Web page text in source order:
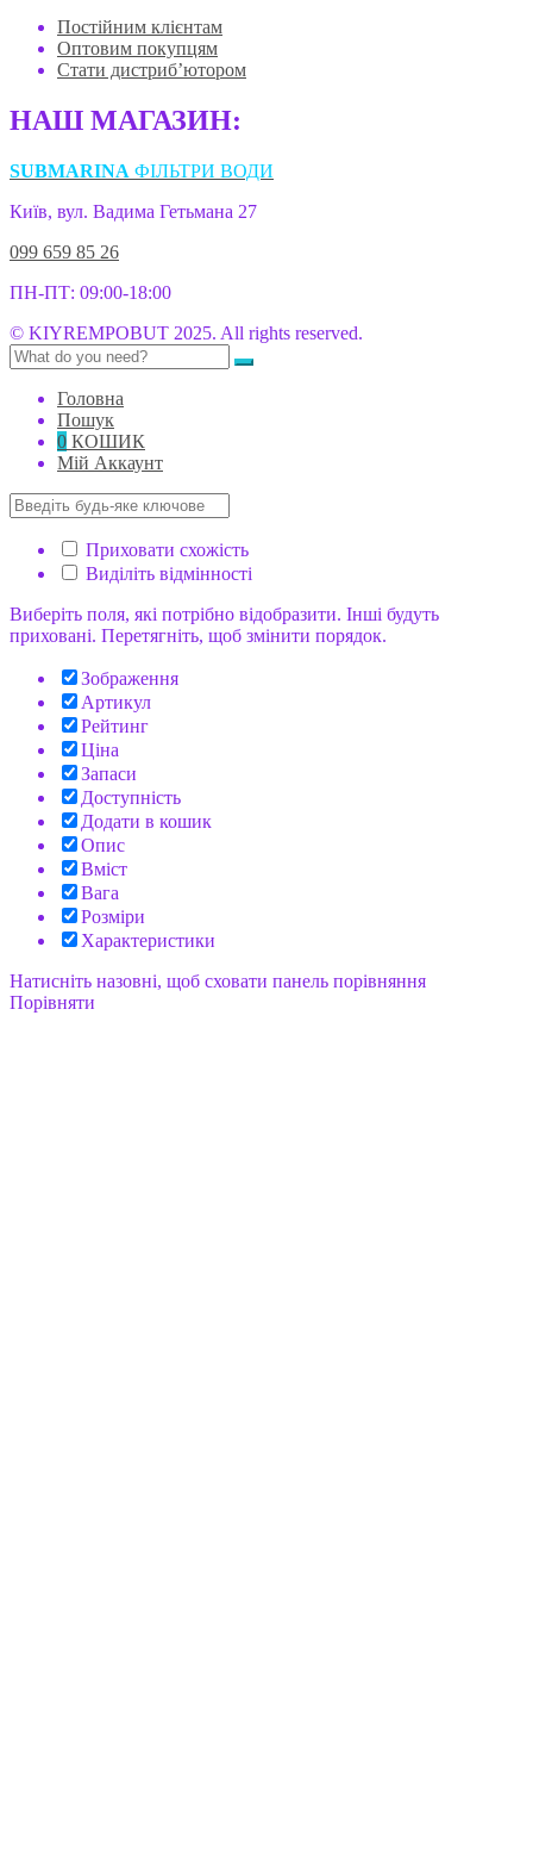
Постійним клієнтам
Оптовим покупцям
Стати дистриб’ютором
НАШ МАГАЗИН:
SUBMARINA ФІЛЬТРИ ВОДИ
Київ, вул. Вадима Гетьмана 27
099 659 85 26
ПН-ПТ: 09:00-18:00
© KIYREMPOBUT 2025. All rights reserved.
Головна
Пошук
0 КОШИК
Мій Аккаунт
Приховати схожість
Виділіть відмінності
Виберіть поля, які потрібно відобразити. Інші будуть
приховані. Перетягніть, щоб змінити порядок.
Зображення
Артикул
Рейтинг
Ціна
Запаси
Доступність
Додати в кошик
Опис
Вміст
Вага
Розміри
Характеристики
Натисніть назовні, щоб сховати панель порівняння
Порівняти